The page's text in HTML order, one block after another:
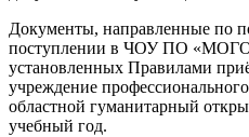
Документы, направленные по
поступлении в ЧОУ ПО
установленных Правилами
учреждение
областной гуманитарный
учебный год.